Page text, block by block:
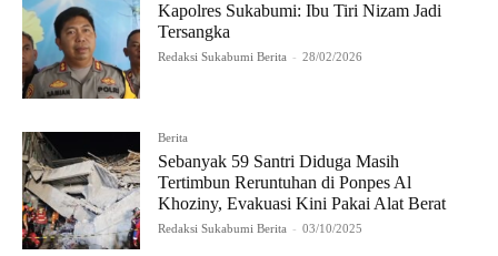
Kapolres Sukabumi: Ibu Tiri Nizam Jadi
Tersangka
Redaksi Sukabumi Berita - 28/02/2026
Berita
Sebanyak 59 Santri Diduga Masih
Tertimbun Reruntuhan di Ponpes Al
Khoziny, Evakuasi Kini Pakai Alat Berat
Redaksi Sukabumi Berita - 03/10/2025